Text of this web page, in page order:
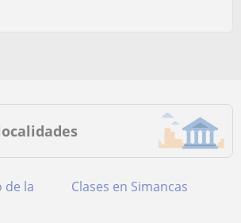
de la
Clases en Simancas